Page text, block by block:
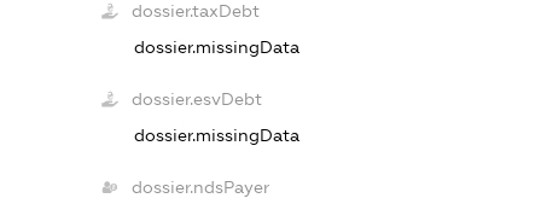
dossier.taxDebt
dossier.missingData
dossier.esvDebt
dossier.missingData
dossier.ndsPayer